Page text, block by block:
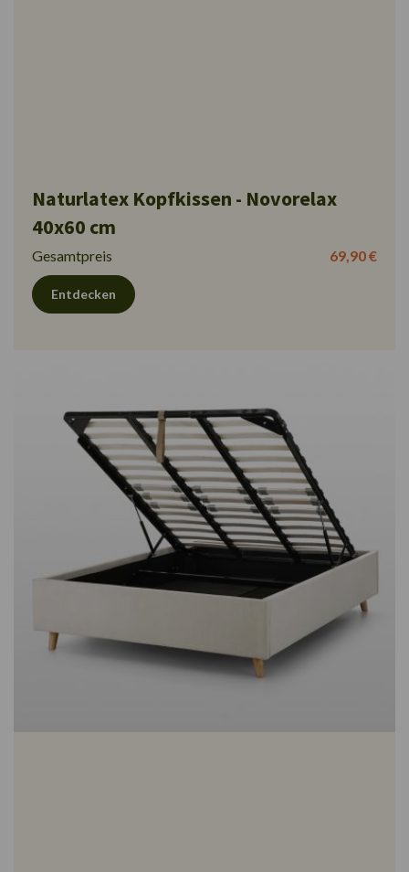
Naturlatex Kopfkissen - Novorelax
40x60 cm
Gesamtpreis 69,90 €
Entdecken